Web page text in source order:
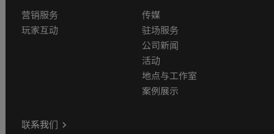
营销服务
玩家互动
传媒
驻场服务
公司新闻
活动
地点与工作室
案例展示
联系我们